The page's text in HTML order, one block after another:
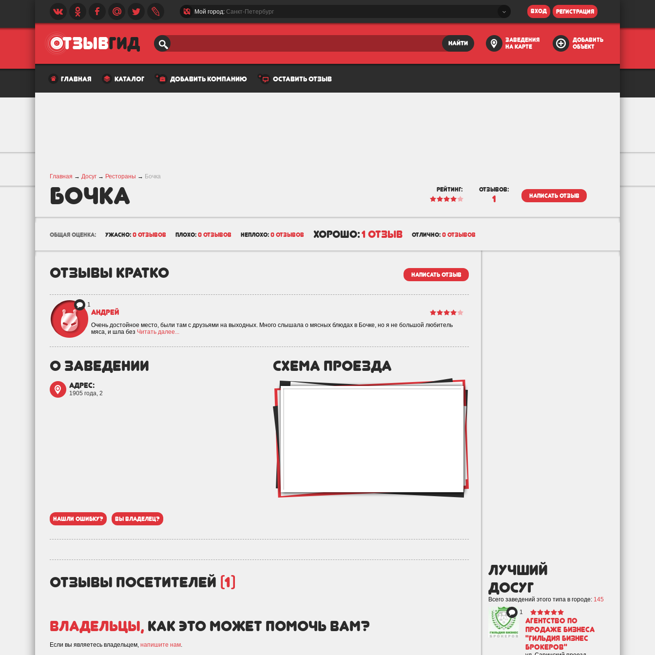
Мой город: Санкт-Петербург вход регистрация
найти
заведения
на карте
добавить
объект
главная каталог добавить компанию оставить отзыв
Главная → Досуг → Рестораны → Бочка
Бочка рейтинг: отзывов:
1 написать отзыв
общая оценка: ужасно: 0 отзывов плохо: 0 отзывов неплохо: 0 отзывов хорошо:1 отзыв отлично: 0 отзывов
лучший
Досуг
Всего заведений этого типа в городе: 145
1
Агентство по
продаже бизнеса
"Гильдия Бизнес
Брокеров"
отзывы кратко написать отзыв
1
Андрей
Очень достойное место, были там с друзьями на выходных. Много слышала о мясных блюдах в Бочке, но я не большой любитель
мяса, и шла без Читать далее...
о заведении
адрес:
1905 года, 2
схема проезда
нашли ошибку? вы владелец?
отзывы посетителей (1)
Владельцы, как это может помочь вам?
Если вы являетесь владельцем, напишите нам.